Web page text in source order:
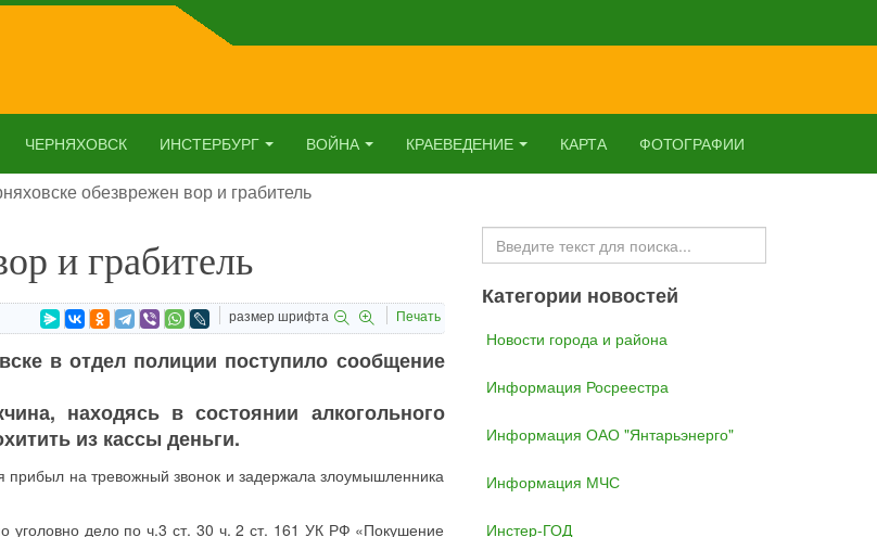
ЧЕРНЯХОВСК ИНСТЕРБУРГ ВОЙНА КРАЕВЕДЕНИЕ КАРТА ФОТОГРАФИИ
обезврежен вор и грабитель
и грабитель
размер шрифта Печать
в отдел полиции поступило сообщение
находясь в состоянии алкогольного
из кассы деньги.
на тревожный звонок и задержала злоумышленника
уголовно дело по ч.3 ст. 30 ч. 2 ст. 161 УК РФ «Покушение
Искать...
Категории новостей
Новости города и района
Информация Росреестра
Информация ОАО "Янтарьэнерго"
Информация МЧС
Инстер-ГОД